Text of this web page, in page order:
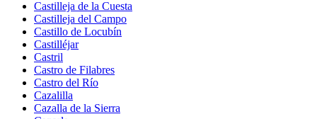
Castilleja de la Cuesta
Castilleja del Campo
Castillo de Locubín
Castilléjar
Castril
Castro de Filabres
Castro del Río
Cazalilla
Cazalla de la Sierra